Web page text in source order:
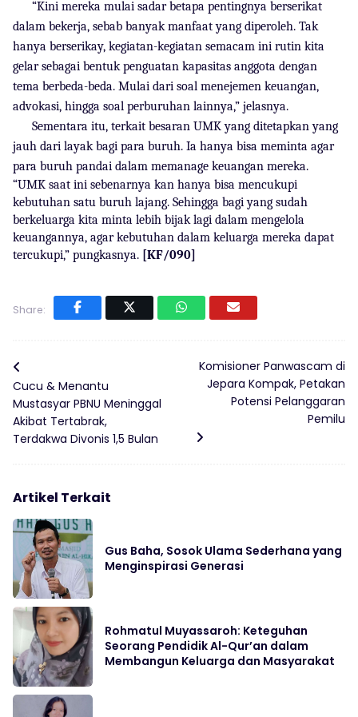
“Kini mereka mulai sadar betapa pentingnya berserikat
dalam bekerja, sebab banyak manfaat yang diperoleh. Tak
hanya berserikay, kegiatan-kegiatan semacam ini rutin kita
gelar sebagai bentuk penguatan kapasitas anggota dengan
tema berbeda-beda. Mulai dari soal menejemen keuangan,
advokasi, hingga soal perburuhan lainnya,” jelasnya.
Sementara itu, terkait besaran UMK yang ditetapkan yang
jauh dari layak bagi para buruh. Ia hanya bisa meminta agar
para buruh pandai dalam memanage keuangan mereka.
“UMK saat ini sebenarnya kan hanya bisa mencukupi
kebutuhan satu buruh lajang. Sehingga bagi yang sudah
berkeluarga kita minta lebih bijak lagi dalam mengelola
keuangannya, agar kebutuhan dalam keluarga mereka dapat
tercukupi,” pungkasnya. [KF/090]
Share:
Cucu & Menantu
Mustasyar PBNU Meninggal
Akibat Tertabrak,
Terdakwa Divonis 1,5 Bulan
Komisioner Panwascam di
Jepara Kompak, Petakan
Potensi Pelanggaran
Pemilu
Artikel Terkait
Gus Baha, Sosok Ulama Sederhana yang
Menginspirasi Generasi
Rohmatul Muyassaroh: Keteguhan
Seorang Pendidik Al-Qur’an dalam
Membangun Keluarga dan Masyarakat